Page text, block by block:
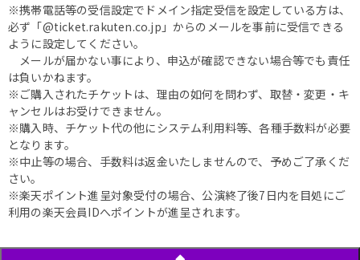
※携帯電話等の受信設定でドメイン指定受信を設定している方は、
必ず「@ticket.rakuten.co.jp」からのメールを事前に受信できる
ように設定してください。
メールが届かない事により、申込が確認できない場合等でも責任
は負いかねます。
※ご購入されたチケットは、理由の如何を問わず、取替・変更・キ
ャンセルはお受けできません。
※購入時、チケット代の他にシステム利用料等、各種手数料が必要
となります。
※中止等の場合、手数料は返金いたしませんので、予めご了承くだ
さい。
※楽天ポイント進呈対象受付の場合、公演終了後7日内を目処にご
利用の楽天会員IDへポイントが進呈されます。